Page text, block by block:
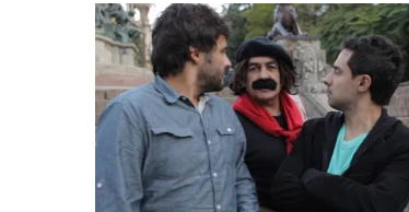
Os causos de
Voto